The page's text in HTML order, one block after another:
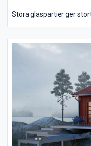
Stora glaspartier ger
tre sovrum varav två
ger huset totalt sex
med tak och utanför de
allrummet finns det
Slappna av här efter en
en braskamin som gör